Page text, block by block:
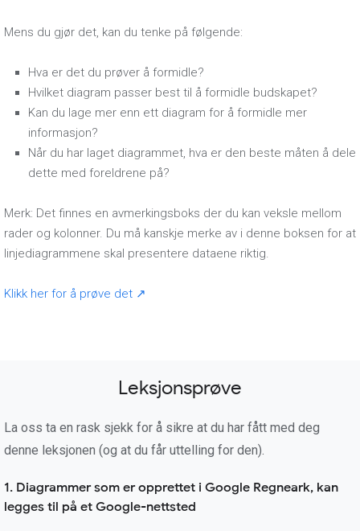
Mens du gjør det, kan du tenke på følgende:
Hva er det du prøver å formidle?
Hvilket diagram passer best til å formidle budskapet?
Kan du lage mer enn ett diagram for å formidle mer
informasjon?
Når du har laget diagrammet, hva er den beste måten å dele
dette med foreldrene på?
Merk: Det finnes en avmerkingsboks der du kan veksle mellom
rader og kolonner. Du må kanskje merke av i denne boksen for at
linjediagrammene skal presentere dataene riktig.
Klikk her for å prøve det ↗
Leksjonsprøve
La oss ta en rask sjekk for å sikre at du har fått med deg
denne leksjonen (og at du får uttelling for den).
1. Diagrammer som er opprettet i Google Regneark, kan
legges til på et Google-nettsted